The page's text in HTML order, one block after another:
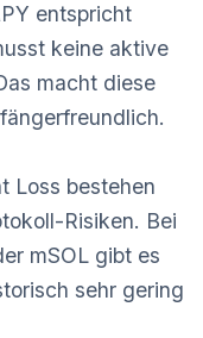
entspricht
keine aktive
macht diese
Loss bestehen
Risiken. Bei
mSOL gibt es
sehr gering